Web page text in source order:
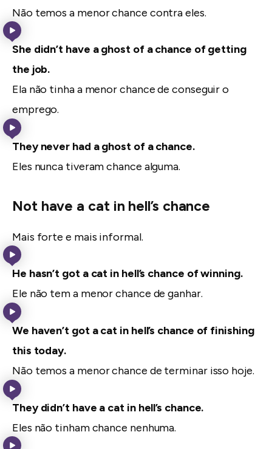
Não temos a menor chance contra eles.
She didn’t have a ghost of a chance of getting
the job.
Ela não tinha a menor chance de conseguir o
emprego.
They never had a ghost of a chance.
Eles nunca tiveram chance alguma.
Not have a cat in hell’s chance
Mais forte e mais informal.
He hasn’t got a cat in hell’s chance of winning.
Ele não tem a menor chance de ganhar.
We haven’t got a cat in hell’s chance of finishing
this today.
Não temos a menor chance de terminar isso hoje.
They didn’t have a cat in hell’s chance.
Eles não tinham chance nenhuma.